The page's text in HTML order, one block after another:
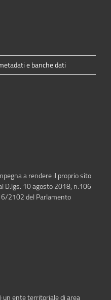
e banche dati
a rendere il proprio sito
D.lgs. 10 agosto 2018, n.106
2102 del Parlamento
un ente territoriale di area